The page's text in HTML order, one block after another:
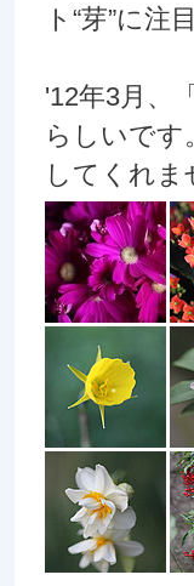
ト“芽”に
'12年3月、
らしいで
してくれま